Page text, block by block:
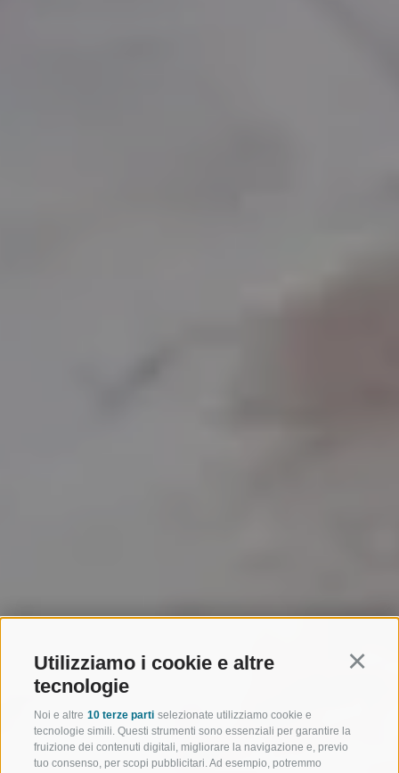
Utilizziamo i cookie e altre
tecnologie
Noi e altre 10 terze parti selezionate utilizziamo cookie e
tecnologie simili. Questi strumenti sono essenziali per garantire la
fruizione dei contenuti digitali, migliorare la navigazione e, previo
tuo consenso, per scopi pubblicitari. Ad esempio, potremmo